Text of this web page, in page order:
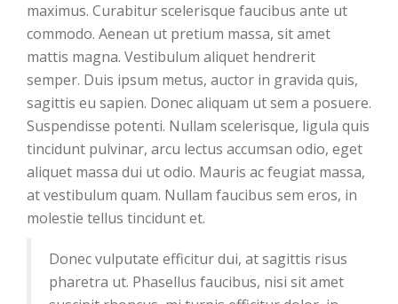
maximus. Curabitur scelerisque faucibus ante ut
commodo. Aenean ut pretium massa, sit amet
mattis magna. Vestibulum aliquet hendrerit
semper. Duis ipsum metus, auctor in gravida quis,
sagittis eu sapien. Donec aliquam ut sem a posuere.
Suspendisse potenti. Nullam scelerisque, ligula quis
tincidunt pulvinar, arcu lectus accumsan odio, eget
aliquet massa dui ut odio. Mauris ac feugiat massa,
at vestibulum quam. Nullam faucibus sem eros, in
molestie tellus tincidunt et.
Donec vulputate efficitur dui, at sagittis risus
pharetra ut. Phasellus faucibus, nisi sit amet